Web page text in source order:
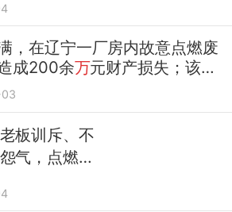
219
216万余元
，在辽宁一厂房内故意点燃废
成200余万元财产损失；该男
216
板训斥、不
气，点燃厂
值2.7